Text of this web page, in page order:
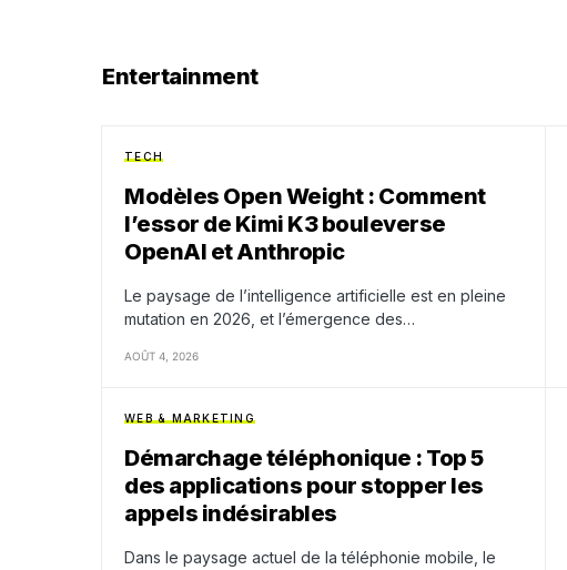
Entertainment
TECH
Modèles Open Weight : Comment
l’essor de Kimi K3 bouleverse
OpenAI et Anthropic
Le paysage de l’intelligence artificielle est en pleine
mutation en 2026, et l’émergence des…
AOÛT 4, 2026
WEB & MARKETING
Démarchage téléphonique : Top 5
des applications pour stopper les
appels indésirables
Dans le paysage actuel de la téléphonie mobile, le